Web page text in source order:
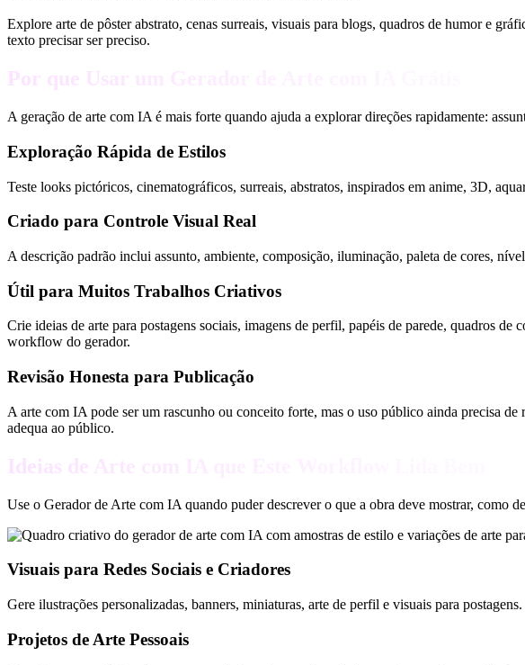
Explore arte de pôster abstrato, cenas surreais, visuais para blogs, quadros de humor e
texto precisar ser preciso.
Por que Usar um Gerador de Arte com IA Grátis
A geração de arte com IA é mais forte quando ajuda a explorar direções rapidamente:
Exploração Rápida de Estilos
Teste looks pictóricos, cinematográficos, surreais, abstratos, inspirados em anime, 3D,
Criado para Controle Visual Real
A descrição padrão inclui assunto, ambiente, composição, iluminação, paleta de cores,
Útil para Muitos Trabalhos Criativos
Crie ideias de arte para postagens sociais, imagens de perfil, papéis de parede, quadros
workflow do gerador.
Revisão Honesta para Publicação
A arte com IA pode ser um rascunho ou conceito forte, mas o uso público ainda precisa
adequa ao público.
Ideias de Arte com IA que Este Workflow Lida Bem
Use o Gerador de Arte com IA quando puder descrever o que a obra deve mostrar, como
Visuais para Redes Sociais e Criadores
Gere ilustrações personalizadas, banners, miniaturas, arte de perfil e visuais para
Projetos de Arte Pessoais